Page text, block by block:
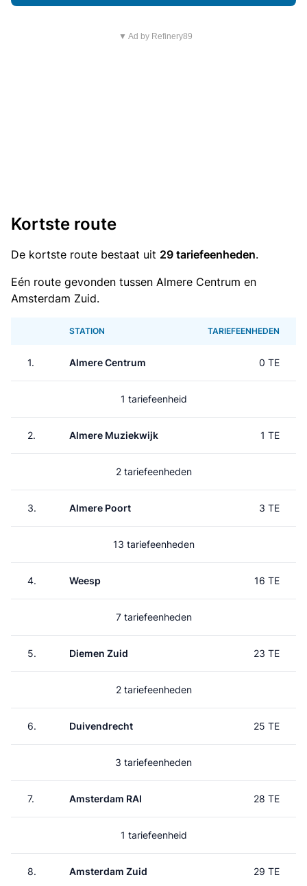
▼ Ad by Refinery89
Kortste route
De kortste route bestaat uit 29 tariefeenheden.
Eén route gevonden tussen Almere Centrum en
Amsterdam Zuid.
STATION TARIEFEENHEDEN
1. Almere Centrum 0 TE
1 tariefeenheid
2. Almere Muziekwijk 1 TE
2 tariefeenheden
3. Almere Poort 3 TE
13 tariefeenheden
4. Weesp 16 TE
7 tariefeenheden
5. Diemen Zuid 23 TE
2 tariefeenheden
6. Duivendrecht 25 TE
3 tariefeenheden
7. Amsterdam RAI 28 TE
1 tariefeenheid
8. Amsterdam Zuid 29 TE